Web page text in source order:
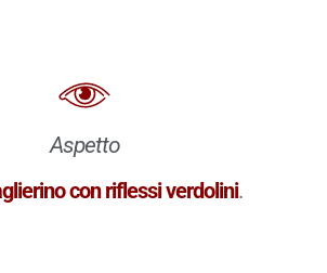
Aspetto
con riflessi verdolini.